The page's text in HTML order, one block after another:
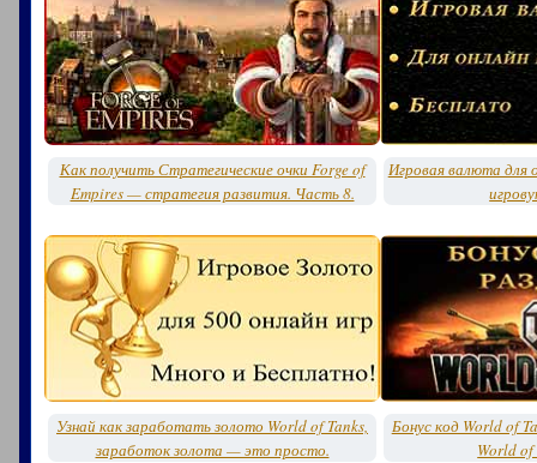
Как получить Стратегические очки Forge of
Empires — стратегия развития. Часть 8.
Игровая валюта для
Узнай как заработать золото World of Tanks,
заработок золота — это просто.
Бонус код World of
World of